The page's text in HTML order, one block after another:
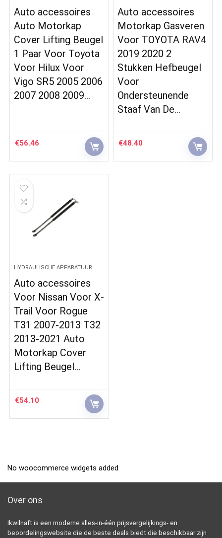
Auto accessoires
Auto Motorkap
Cover Lifting Beugel
1 Paar Voor Toyota
Voor Hilux Voor
Vigo SR5 2005 2006
2007 2008 2009…
€56.46
Auto accessoires
Motorkap Gasveren
Voor TOYOTA RAV4
2019 2020 2
Stukken Hefbeugel
Voor
Ondersteunende
Staaf Van De…
€48.40
HYDRAULISCHE APPARATUUR
Auto accessoires
Voor Nissan Voor X-
Trail Voor Rogue
T31 2007-2013 T32
2013-2021 Auto
Motorkap Cover
Lifting Beugel…
€54.10
No woocommerce widgets added
Over ons
Ikwilnaft is een moderne alles-in-één prijsvergelijkings- en
beoordelingswebsite die de beste deals biedt die beschikbaar zijn